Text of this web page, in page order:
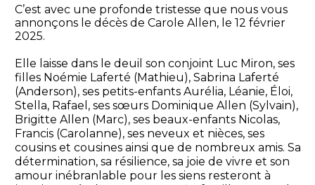
C’est avec une profonde tristesse que nous vous
annonçons le décès de Carole Allen, le 12 février
2025.
Elle laisse dans le deuil son conjoint Luc Miron, ses
filles Noémie Laferté (Mathieu), Sabrina Laferté
(Anderson), ses petits-enfants Aurélia, Léanie, Éloi,
Stella, Rafael, ses sœurs Dominique Allen (Sylvain),
Brigitte Allen (Marc), ses beaux-enfants Nicolas,
Francis (Carolanne), ses neveux et nièces, ses
cousins et cousines ainsi que de nombreux amis. Sa
détermination, sa résilience, sa joie de vivre et son
amour inébranlable pour les siens resteront à